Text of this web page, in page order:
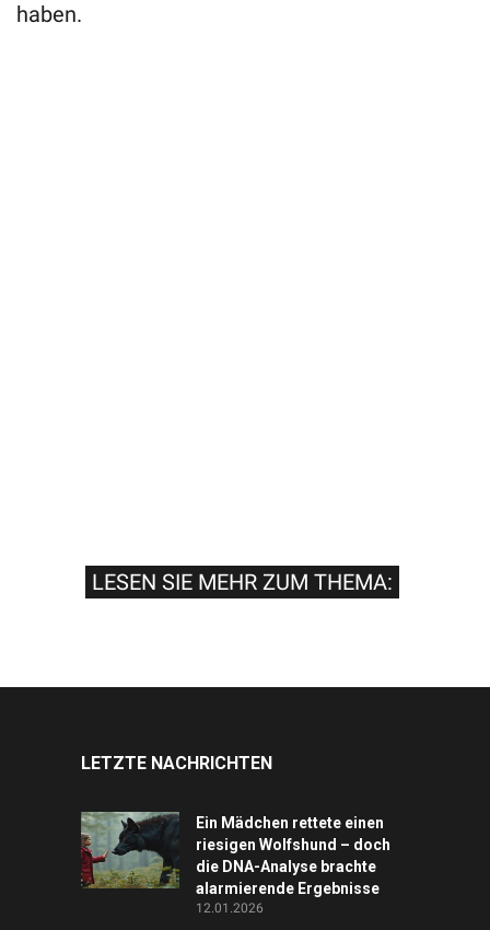
haben.
LESEN SIE MEHR ZUM THEMA:
LETZTE NACHRICHTEN
Ein Mädchen rettete einen
riesigen Wolfshund – doch
die DNA-Analyse brachte
alarmierende Ergebnisse
12.01.2026